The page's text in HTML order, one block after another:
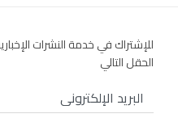
للإشتراك في خدمة النشرات
الحقل التالي